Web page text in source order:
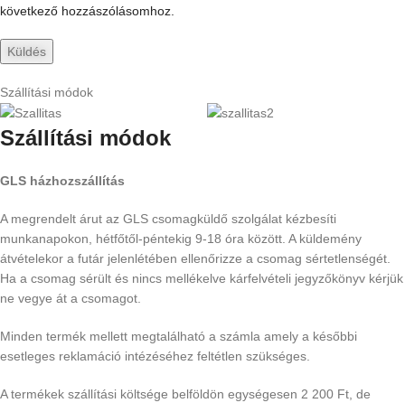
következő hozzászólásomhoz.
Szállítási módok
Szállítási módok
GLS házhozszállítás
A megrendelt árut az GLS csomagküldő szolgálat kézbesíti
munkanapokon, hétfőtől-péntekig 9-18 óra között. A küldemény
átvételekor a futár jelenlétében ellenőrizze a csomag sértetlenségét.
Ha a csomag sérült és nincs mellékelve kárfelvételi jegyzőkönyv kérjük
ne vegye át a csomagot.
Minden termék mellett megtalálható a számla amely a későbbi
esetleges reklamáció intézéséhez feltétlen szükséges.
A termékek szállítási költsége belföldön egységesen 2 200 Ft, de